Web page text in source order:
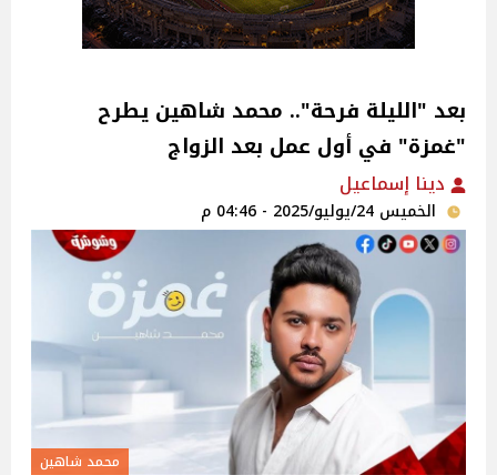
بعد "الليلة فرحة".. محمد شاهين يطرح
"غمزة" في أول عمل بعد الزواج
دينا إسماعيل
الخميس 24/يوليو/2025 - 04:46 م
محمد شاهين